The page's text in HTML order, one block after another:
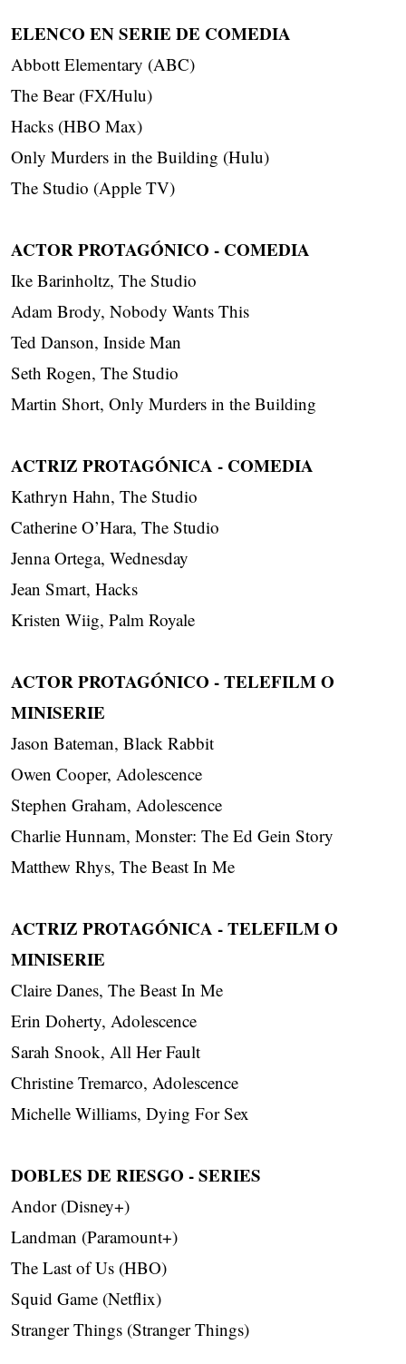
ELENCO EN SERIE DE COMEDIA
Abbott Elementary (ABC)
The Bear (FX/Hulu)
Hacks (HBO Max)
Only Murders in the Building (Hulu)
The Studio (Apple TV)
ACTOR PROTAGÓNICO - COMEDIA
Ike Barinholtz, The Studio
Adam Brody, Nobody Wants This
Ted Danson, Inside Man
Seth Rogen, The Studio
Martin Short, Only Murders in the Building
ACTRIZ PROTAGÓNICA - COMEDIA
Kathryn Hahn, The Studio
Catherine O’Hara, The Studio
Jenna Ortega, Wednesday
Jean Smart, Hacks
Kristen Wiig, Palm Royale
ACTOR PROTAGÓNICO - TELEFILM O
MINISERIE
Jason Bateman, Black Rabbit
Owen Cooper, Adolescence
Stephen Graham, Adolescence
Charlie Hunnam, Monster: The Ed Gein Story
Matthew Rhys, The Beast In Me
ACTRIZ PROTAGÓNICA - TELEFILM O
MINISERIE
Claire Danes, The Beast In Me
Erin Doherty, Adolescence
Sarah Snook, All Her Fault
Christine Tremarco, Adolescence
Michelle Williams, Dying For Sex
DOBLES DE RIESGO - SERIES
Andor (Disney+)
Landman (Paramount+)
The Last of Us (HBO)
Squid Game (Netflix)
Stranger Things (Stranger Things)